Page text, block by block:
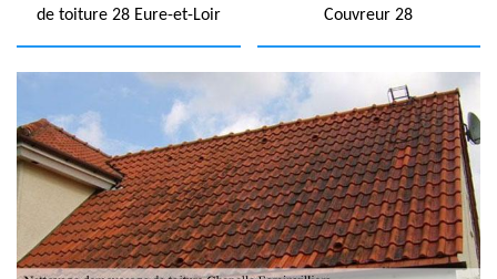
de toiture 28 Eure-et-Loir
Couvreur 28